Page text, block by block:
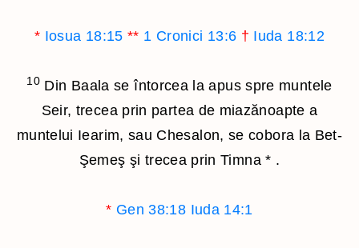
* Iosua 18:15 ** 1 Cronici 13:6 † Iuda 18:12
10 Din Baala se întorcea la apus spre muntele
Seir, trecea prin partea de miazănoapte a
muntelui Iearim, sau Chesalon, se cobora la Bet-
Şemeş şi trecea prin Timna* .
* Gen 38:18 Iuda 14:1